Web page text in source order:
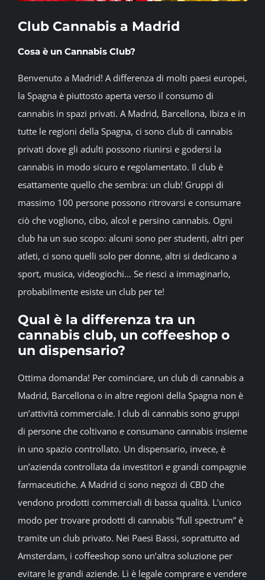
BLOG
JOIN A CLUB
English
Club Cannabis a Madrid
Cosa è un Cannabis Club?
Benvenuto a Madrid! A differenza di molti paesi europei,
la Spagna è piuttosto aperta verso il consumo di
cannabis in spazi privati. A Madrid, Barcellona, Ibiza e in
tutte le regioni della Spagna, ci sono club di cannabis
privati dove gli adulti possono riunirsi e godersi la
cannabis in modo sicuro e regolamentato. Il club è
esattamente quello che sembra: un club! Gruppi di
massimo 100 persone possono ritrovarsi e consumare
ciò che vogliono, cibo, alcol e persino cannabis. Ogni
club ha un suo scopo: alcuni sono per studenti, altri per
atleti, ci sono quelli solo per donne, altri si dedicano a
sport, musica, videogiochi… Se riesci a immaginarlo,
probabilmente esiste un club per te!
Qual è la differenza tra un
cannabis club, un coffeeshop o
un dispensario?
Ottima domanda! Per cominciare, un club di cannabis a
Madrid, Barcellona o in altre regioni della Spagna non è
un’attività commerciale. I club di cannabis sono gruppi
di persone che coltivano e consumano cannabis insieme
in uno spazio controllato. Un dispensario, invece, è
un’azienda controllata da investitori e grandi compagnie
farmaceutiche. A Madrid ci sono negozi di CBD che
vendono prodotti commerciali di bassa qualità. L’unico
modo per trovare prodotti di cannabis “full spectrum” è
tramite un club privato. Nei Paesi Bassi, soprattutto ad
Amsterdam, i coffeeshop sono un’altra soluzione per
evitare le grandi aziende. Lì è legale comprare e vendere